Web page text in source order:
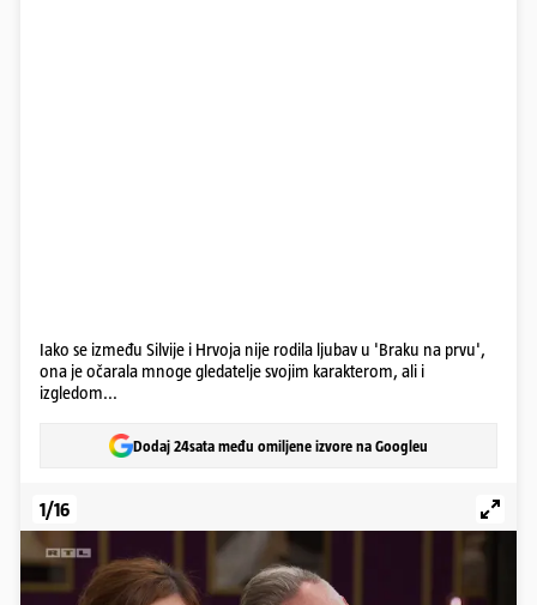
Iako se između Silvije i Hrvoja nije rodila ljubav u 'Braku na prvu',
ona je očarala mnoge gledatelje svojim karakterom, ali i
izgledom...
Dodaj 24sata među omiljene izvore na Googleu
1/16